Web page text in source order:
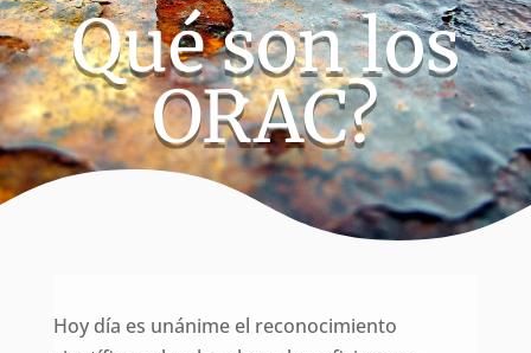
Qué son los
ORAC?
Hoy día es unánime el reconocimiento